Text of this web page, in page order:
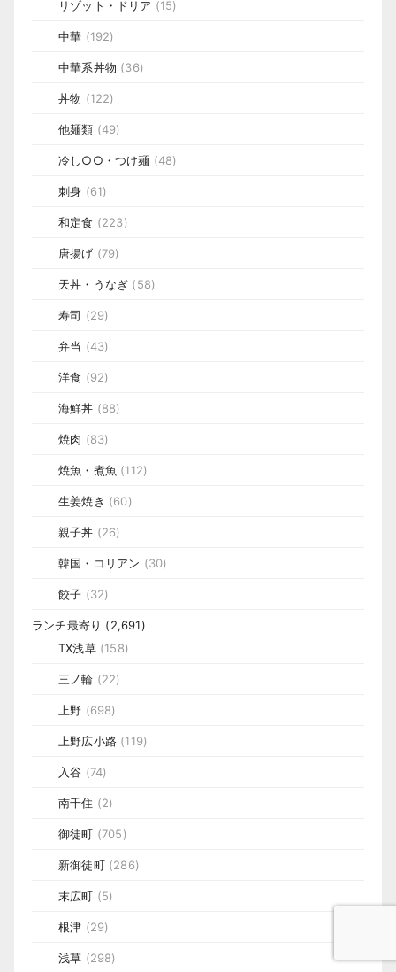
リゾット・ドリア (15)
中華 (192)
中華系丼物 (36)
丼物 (122)
他麺類 (49)
冷し○○・つけ麺 (48)
刺身 (61)
和定食 (223)
唐揚げ (79)
天丼・うなぎ (58)
寿司 (29)
弁当 (43)
洋食 (92)
海鮮丼 (88)
焼肉 (83)
焼魚・煮魚 (112)
生姜焼き (60)
親子丼 (26)
韓国・コリアン (30)
餃子 (32)
ランチ最寄り (2,691)
TX浅草(158)
三ノ輪 (22)
上野 (698)
上野広小路 (119)
入谷 (74)
南千住 (2)
御徒町 (705)
新御徒町(286)
末広町 (5)
根津 (29)
浅草 (298)